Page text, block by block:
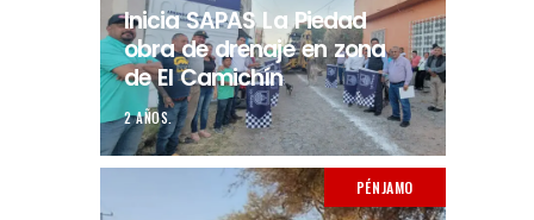
Inicia SAPAS La Piedad
obra de drenaje en zona
de El Camichín
2 AÑOS.
PÉNJAMO